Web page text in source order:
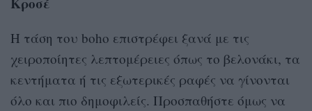
Η τάση του boho επιστρέφει ξανά με τις
χειροποίητες λεπτομέρειες όπως το βελονάκι, τα
κεντήματα ή τις εξωτερικές ραφές να γίνονται
όλο και πιο δημοφιλείς. Προσπαθήστε όμως να